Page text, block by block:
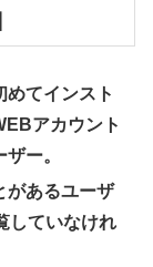
めてインスト
アカウント
ー。
があるユーザ
していなけれ